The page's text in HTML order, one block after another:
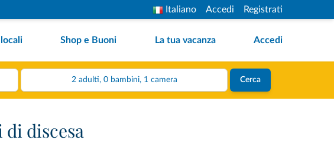
Italiano Accedi Registrati
Shop e Buoni La tua vacanza Accedi
2 adulti, 0 bambini, 1 camera Cerca
discesa